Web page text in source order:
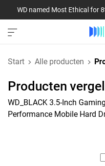
WD named Most Ethical for
Start Alle producten
Producten
WD_BLACK 3.5-Inch
Performance Mobile Hard